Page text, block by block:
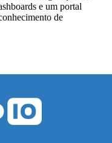
e um portal
de